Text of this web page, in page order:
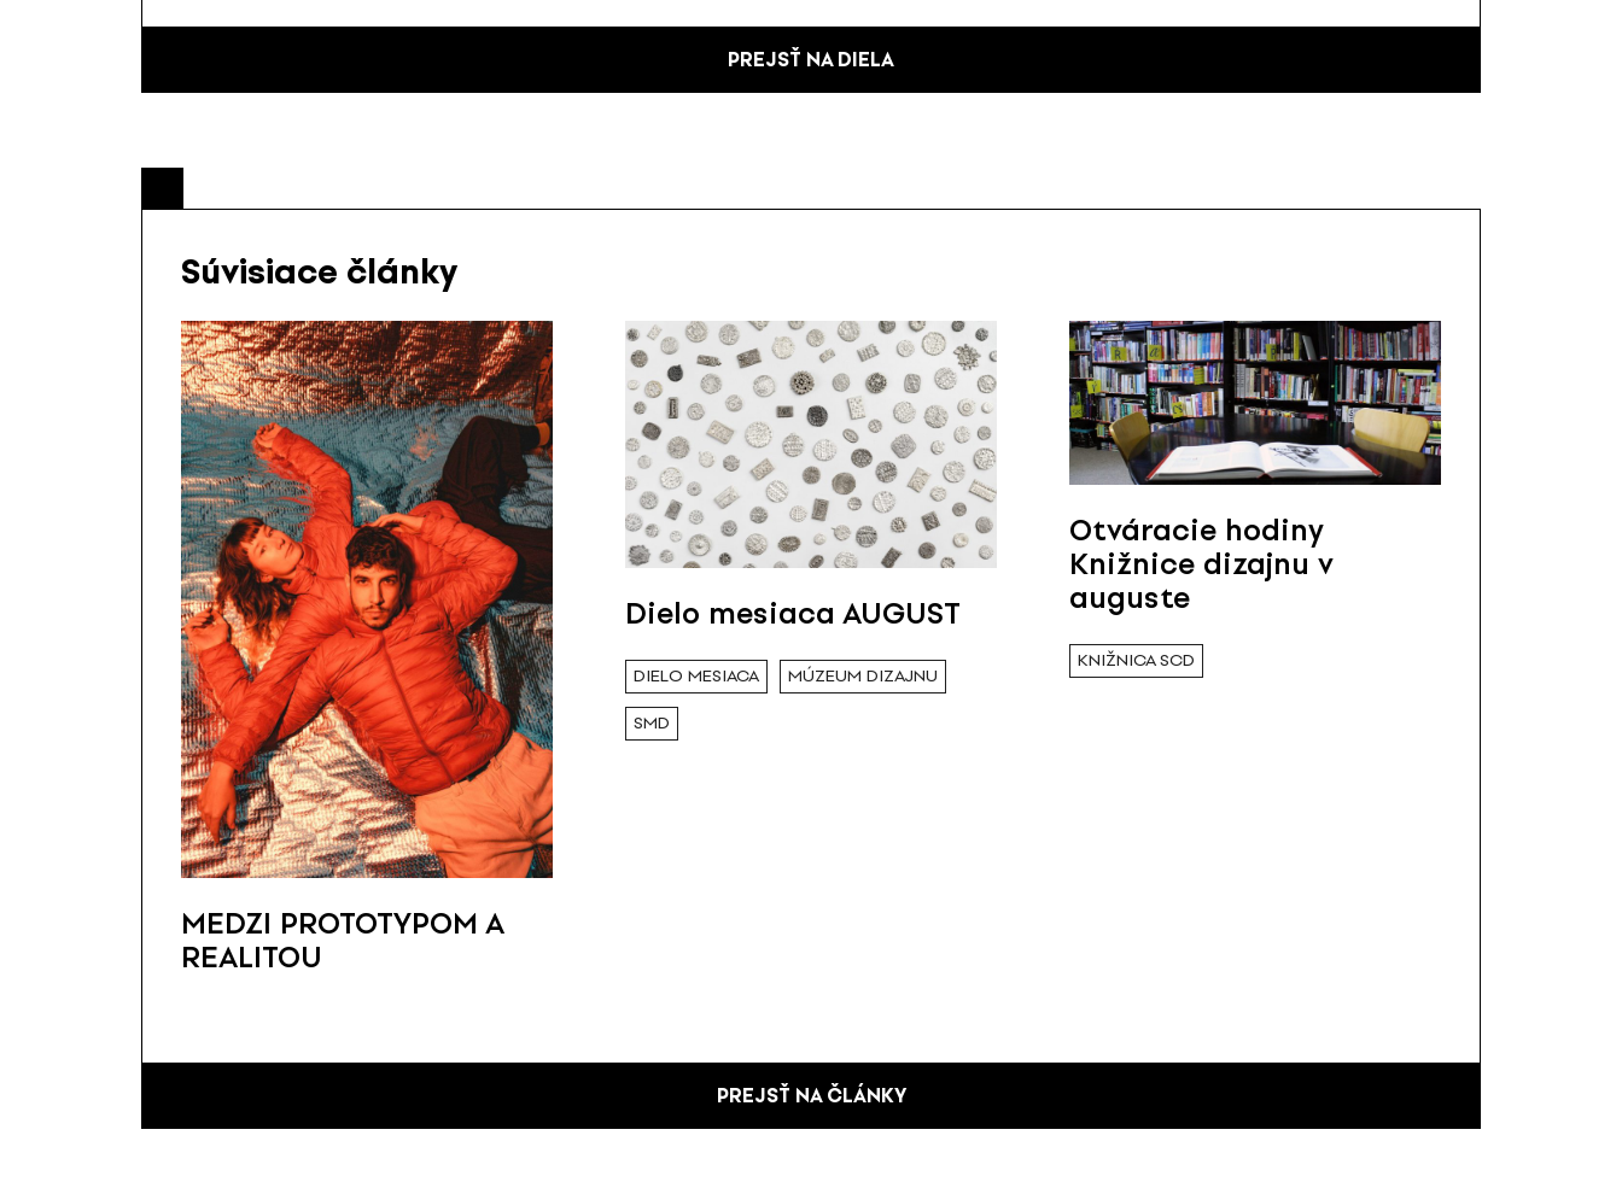
PREJSŤ NA DIELA
Súvisiace články
MEDZI PROTOTYPOM A
REALITOU
Dielo mesiaca AUGUST
DIELO MESIACA MÚZEUM DIZAJNU
SMD
Otváracie hodiny
Knižnice dizajnu v
auguste
KNIŽNICA SCD
PREJSŤ NA ČLÁNKY